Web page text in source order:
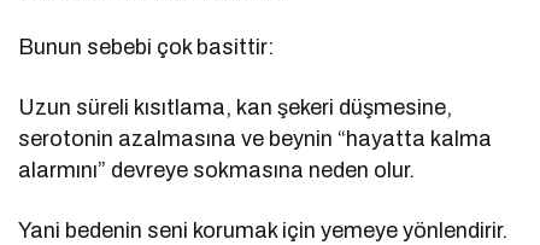
Bunun sebebi çok basittir:
Uzun süreli kısıtlama, kan şekeri düşmesine,
serotonin azalmasına ve beynin “hayatta kalma
alarmını” devreye sokmasına neden olur.
Yani bedenin seni korumak için yemeye yönlendirir.